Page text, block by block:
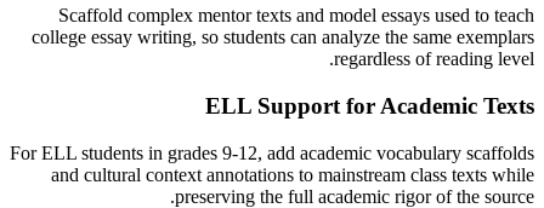
Scaffold complex mentor texts and model essays used to teach
college essay writing, so students can analyze the same exemplars
regardless of reading level.
ELL Support for Academic Texts
For ELL students in grades 9-12, add academic vocabulary scaffolds
and cultural context annotations to mainstream class texts while
preserving the full academic rigor of the source.